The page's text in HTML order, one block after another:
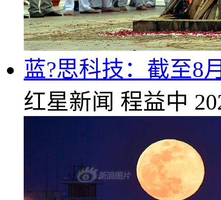
蓝?思科技：截至8
红星新闻 程益中